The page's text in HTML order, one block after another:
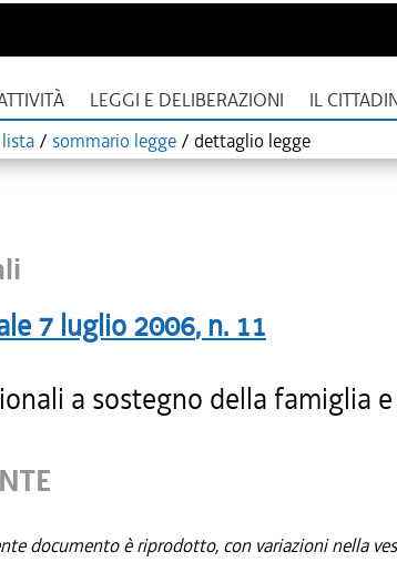
LEGGI E DELIBERAZIONI IL
lista / sommario legge / dettaglio legge
7 luglio 2006, n. 11
a sostegno della famiglia
documento è riprodotto, con variazioni nella